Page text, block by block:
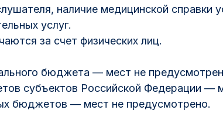
наличие медицинской справки
услуг.
за счет физических лиц.
бюджета — мест не
субъектов Российской Федерации —
бюджетов — мест не предусмотрено.